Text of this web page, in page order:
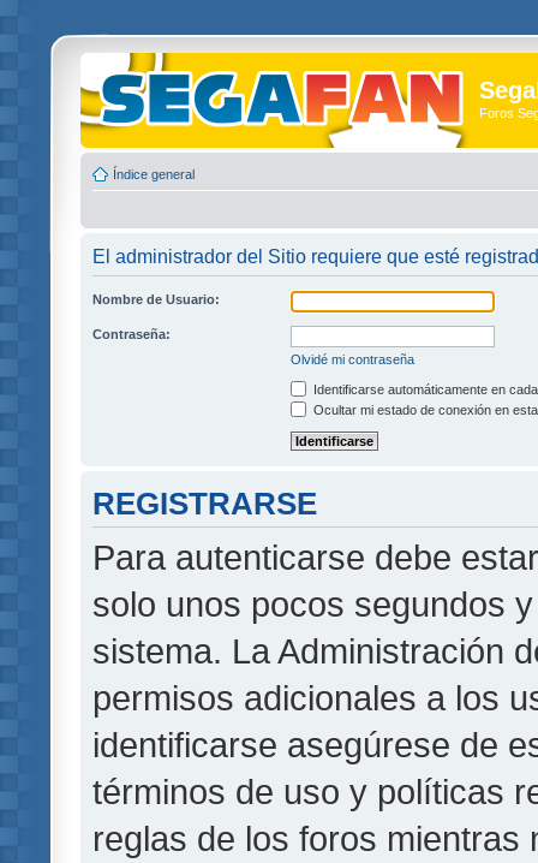
Foros
Índice general
El administrador del Sitio requiere que esté
Nombre de Usuario:
Contraseña:
Olvidé mi contraseña
Identificarse automáticamente en
Ocultar mi estado de conexión en
REGISTRARSE
Para autenticarse debe
solo unos pocos segundos
sistema. La Administración
permisos adicionales a los
identificarse asegúrese de
términos de uso y políticas
reglas de los foros mientras